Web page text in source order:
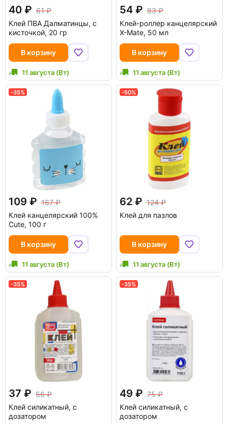
40
61
Клей ПВА Далматинцы, с
кисточкой, 20 гр
В корзину
11 августа (Вт)
54
83
Клей-роллер канцелярский
X-Mate, 50 мл
В корзину
11 августа (Вт)
-35%
109
167
Клей канцелярский 100%
Cute, 100 г
В корзину
11 августа (Вт)
-50%
62
124
Клей для пазлов
В корзину
11 августа (Вт)
-35%
37
56
Клей силикатный, с
дозатором
-35%
49
75
Клей силикатный, с
дозатором